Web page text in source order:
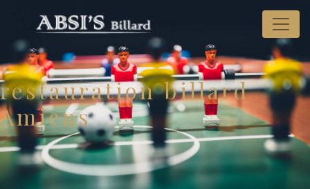
restauration billard
Amiens